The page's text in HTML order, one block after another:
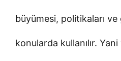
büyümesi, politikaları
konularda kullanılır.